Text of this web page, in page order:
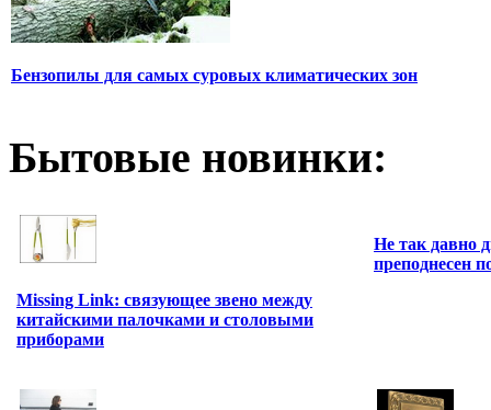
Бензопилы для самых суровых климатических зон
Бытовые новинки:
Missing Link: связующее звено между
китайскими палочками и столовыми
приборами
Не так давно
преподнесен